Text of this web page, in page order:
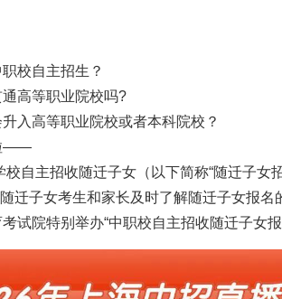
校自主招生？
高等职业院校吗?
入高等职业院校或者本科院校？
——
自主招收随迁子女（以下简称“随迁子女
迁子女考生和家长及时了解随迁子女报
试院特别举办“中职校自主招收随迁子女报